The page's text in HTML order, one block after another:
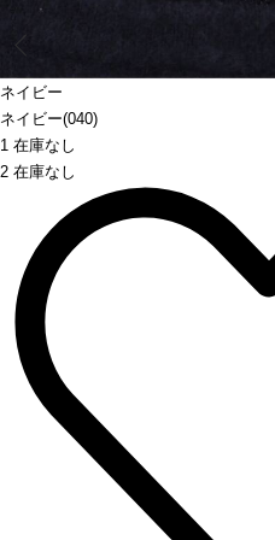
ネイビー
ネイビー(040)
1 在庫なし
2 在庫なし